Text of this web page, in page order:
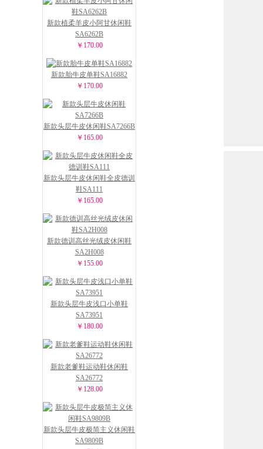
新款植柔羊皮小阿甘休闲鞋
SA6262B
￥170.00
新款胎牛皮单鞋SA16882
￥170.00
新款头层牛皮休闲鞋SA7266B
￥165.00
新款头层牛皮休闲鞋全皮德训
鞋SA111
￥165.00
新款德训高丝光绒皮休闲鞋
SA2H008
￥155.00
新款头层牛皮浅口小单鞋
SA73951
￥180.00
新款老爹鞋运动鞋休闲鞋
SA26772
￥128.00
新款头层牛皮极简主义休闲鞋
SA9809B